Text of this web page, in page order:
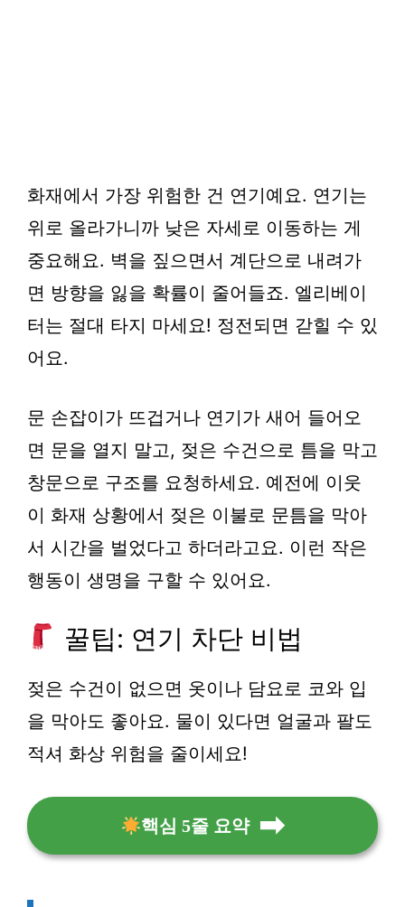
화재에서 가장 위험한 건 연기예요. 연기는
위로 올라가니까 낮은 자세 로 이동하는 게
중요해요. 벽을 짚으면서 계단으로 내려가
면 방향을 잃을 확률이 줄어들죠. 엘리베이
터는 절대 타지 마세요! 정전되면 갇힐 수 있
어요.
문 손잡이가 뜨겁거나 연기가 새어 들어오
면 문을 열지 말고, 젖은 수건 으로 틈을 막고
창문으로 구조를 요청하세요. 예전에 이웃
이 화재 상황에서 젖은 이불로 문틈을 막아
서 시간을 벌었다고 하더라고요. 이런 작은
행동이 생명을 구할 수 있어요.
꿀팁: 연기 차단 비법
젖은 수건 이 없으면 옷이나 담요로 코와 입
을 막아도 좋아요. 물이 있다면 얼굴과 팔도
적셔 화상 위험을 줄이세요!
핵심 5줄 요약